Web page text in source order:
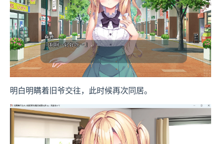
明白明瞒着旧爷交往，此时候再次同居。